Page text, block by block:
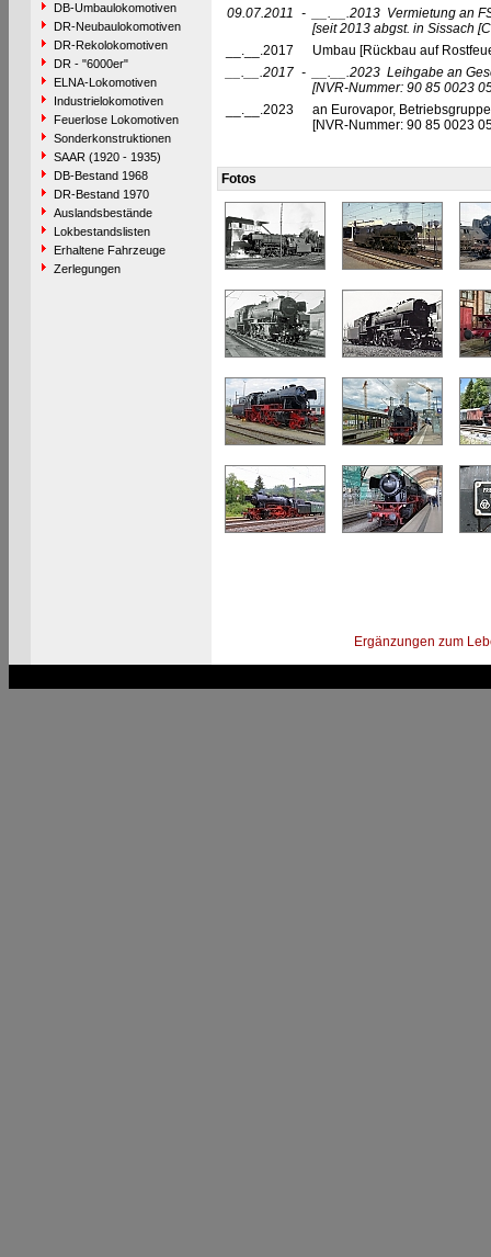
DB-Umbaulokomotiven
DR-Neubaulokomotiven
DR-Rekolokomotiven
DR - "6000er"
ELNA-Lokomotiven
Industrielokomotiven
Feuerlose Lokomotiven
Sonderkonstruktionen
SAAR (1920 - 1935)
DB-Bestand 1968
DR-Bestand 1970
Auslandsbestände
Lokbestandslisten
Erhaltene Fahrzeuge
Zerlegungen
09.07.2011 - __.__.2013 Vermietung an
[seit 2013 abgst. in Sissach
__.__.2017
Umbau [Rückbau auf
__.__.2017 - __.__.2023 Leihgabe an
[NVR-Nummer: 90 85 0023
__.__.2023
an Eurovapor,
[NVR-Nummer: 90 85 0023
Fotos
Ergänzungen zum